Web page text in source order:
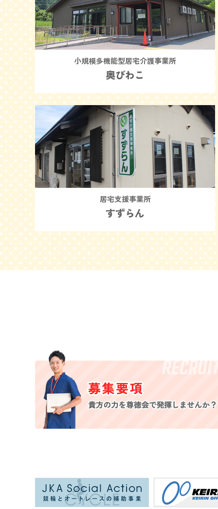
小規模多機能型居宅介護事業所
奥びわこ
居宅支援事業所
すずらん